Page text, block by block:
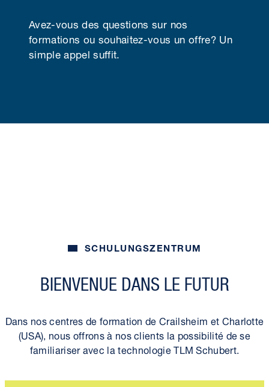
Avez-vous des questions sur nos
formations ou souhaitez-vous un offre? Un
simple appel suffit.
SCHULUNGSZENTRUM
BIENVENUE DANS LE FUTUR
Dans nos centres de formation de Crailsheim et Charlotte
(USA), nous offrons à nos clients la possibilité de se
familiariser avec la technologie TLM Schubert.